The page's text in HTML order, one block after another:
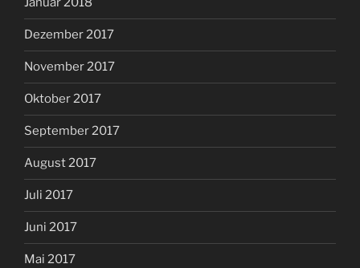
Dezember 2017
November 2017
Oktober 2017
September 2017
August 2017
Juli 2017
Juni 2017
Mai 2017